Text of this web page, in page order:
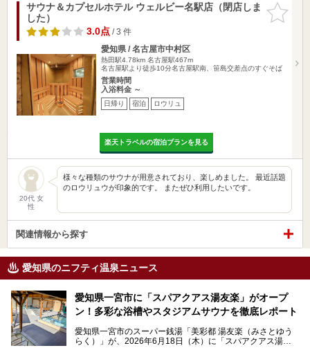
お気に入
りに追加
サウナ＆カプセルホテル ウェルビー名駅店（閉店しま
した）
3.0点/ 3 件
愛知県 / 名古屋市中村区
熱田駅4.78km 名古屋駅467m
名古屋駅より徒歩10分名古屋駅南、笹島交差点のすぐそば
営業時間
入浴料金 ～
日帰り 宿泊 ロウリュ
楽天トラベルの宿泊プランを見る
20代 女
性
様々な種類のサウナが用意されており、楽しめました。 最近話題
のロウリュウが印象的です。 またぜひ利用したいです。
関連情報から探す
愛知県のニフティ温泉ニュース
愛知県一宮市に「スパアクアス湯友楽」がオープ
ン！多彩な浴槽やスタジアムサウナを徹底レポート
愛知県一宮市のスーパー銭湯「美彩都 湯友楽（みさとゆう
らく）」が、2026年6月18日（木）に「スパアクアス湯友